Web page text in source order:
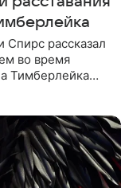
Спирс рассказал
во время
Тимберлейка